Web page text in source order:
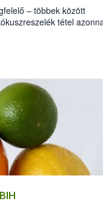
– többek között
tétel azonnali
felügyeleti
Kft. által
megőrzési idejű